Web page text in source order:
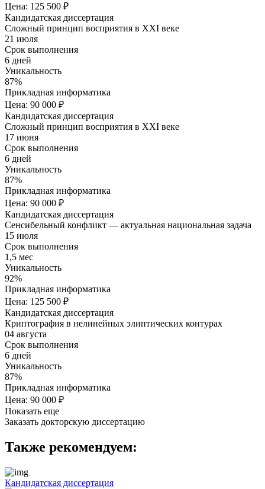
Цена: 125 500 ₽
Кандидатская диссертация
Сложный принцип восприятия в XXI веке
21 июля
Срок выполнения
6 дней
Уникальность
87%
Прикладная информатика
Цена: 90 000 ₽
Кандидатская диссертация
Сложный принцип восприятия в XXI веке
17 июня
Срок выполнения
6 дней
Уникальность
87%
Прикладная информатика
Цена: 90 000 ₽
Кандидатская диссертация
Сенсибельный конфликт — актуальная национальная задача
15 июля
Срок выполнения
1,5 мес
Уникальность
92%
Прикладная информатика
Цена: 125 500 ₽
Кандидатская диссертация
Криптография в нелинейных элиптических контурах
04 августа
Срок выполнения
6 дней
Уникальность
87%
Прикладная информатика
Цена: 90 000 ₽
Показать еще
Заказать докторскую диссертацию
Также рекомендуем:
Кандидатская диссертация